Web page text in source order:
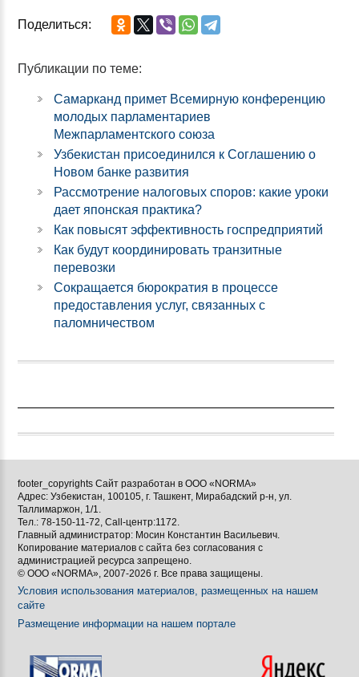
Поделиться:
Публикации по теме:
Самарканд примет Всемирную конференцию
молодых парламентариев
Межпарламентского союза
Узбекистан присоединился к Соглашению о
Новом банке развития
Рассмотрение налоговых споров: какие уроки
дает японская практика?
Как повысят эффективность госпредприятий
Как будут координировать транзитные
перевозки
Сокращается бюрократия в процессе
предоставления услуг, связанных с
паломничеством
footer_copyrights Сайт разработан в ООО «NORMA»
Адрес: Узбекистан, 100105, г. Ташкент, Мирабадский р-н, ул.
Таллимаржон, 1/1.
Тел.: 78-150-11-72, Call-центр:1172.
Главный администратор: Мосин Константин Васильевич.
Копирование материалов с сайта без согласования с
администрацией ресурса запрещено.
© ООО «NORMA», 2007-2026 г. Все права защищены.
Условия использования материалов, размещенных на нашем
сайте
Размещение информации на нашем портале